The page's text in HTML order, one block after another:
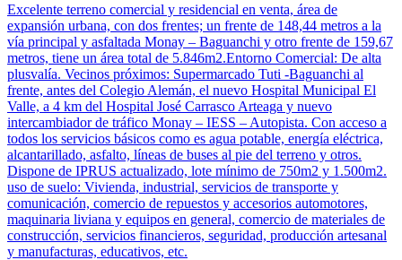
Excelente terreno comercial y residencial en venta, área de
expansión urbana, con dos frentes; un frente de 148,44 metros a la
vía principal y asfaltada Monay – Baguanchi y otro frente de 159,67
metros, tiene un área total de 5.846m2.Entorno Comercial: De alta
plusvalía. Vecinos próximos: Supermarcado Tuti -Baguanchi al
frente, antes del Colegio Alemán, el nuevo Hospital Municipal El
Valle, a 4 km del Hospital José Carrasco Arteaga y nuevo
intercambiador de tráfico Monay – IESS – Autopista. Con acceso a
todos los servicios básicos como es agua potable, energía eléctrica,
alcantarillado, asfalto, líneas de buses al pie del terreno y otros.
Dispone de IPRUS actualizado, lote mínimo de 750m2 y 1.500m2.
uso de suelo: Vivienda, industrial, servicios de transporte y
comunicación, comercio de repuestos y accesorios automotores,
maquinaria liviana y equipos en general, comercio de materiales de
construcción, servicios financieros, seguridad, producción artesanal
y manufacturas, educativos, etc.